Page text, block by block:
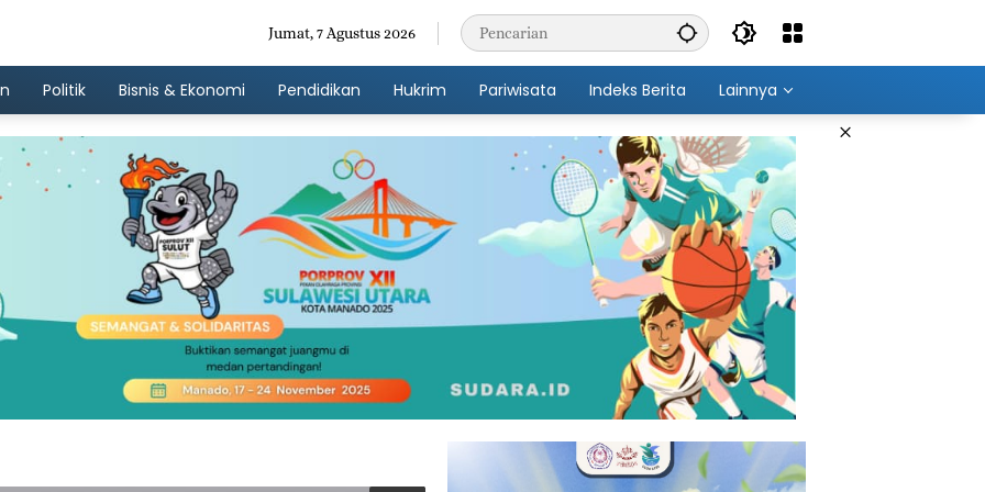
Jumat, 7 Agustus 2026
Politik Bisnis & Ekonomi Pendidikan Hukrim Pariwisata Indeks Berita Lainnya
×